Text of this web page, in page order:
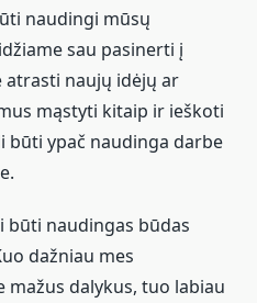
naudingi mūsų
sau pasinerti į
atrasti naujų idėjų ar
mąstyti kitaip ir ieškoti
būti ypač naudinga darbe
būti naudingas būdas
dažniau mes
dalykus, tuo labiau